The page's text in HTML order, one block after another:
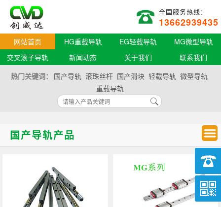
全国服务热线：
13662939435
网站首页 HG重载导轨 EG轻载导轨
MG微型导轨
交叉滚子导轨
新闻动态 关于我们
联系我们
热门关键词：
国产导轨 滚珠丝杆 国产滑块 轻载导轨 微型导轨
重载导轨
国产导轨产品